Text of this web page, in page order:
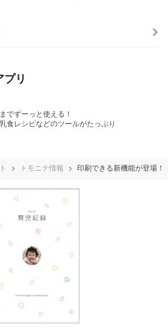
リ
でずーっと使える！
食レシピなどのツールがたっぷり
トモニテ情報 印刷できる新機能が登場